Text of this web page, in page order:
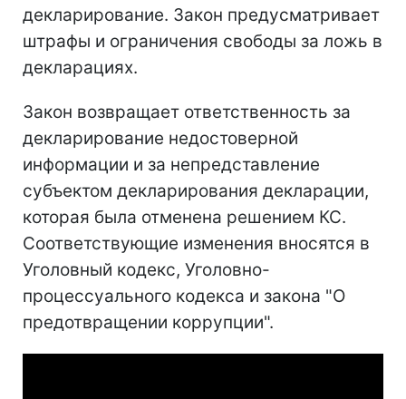
декларирование. Закон предусматривает
штрафы и ограничения свободы за ложь в
декларациях.
Закон возвращает ответственность за
декларирование недостоверной
информации и за непредставление
субъектом декларирования декларации,
которая была отменена решением КС.
Соответствующие изменения вносятся в
Уголовный кодекс, Уголовно-
процессуального кодекса и закона "О
предотвращении коррупции".